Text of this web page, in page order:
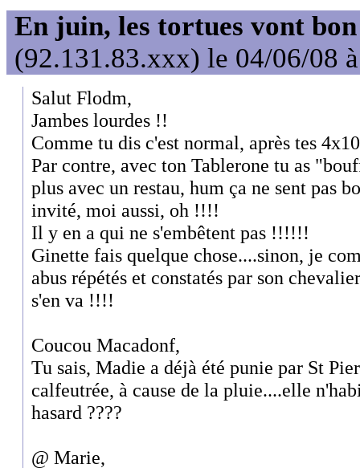
En juin, les tortues vont
(92.131.83.xxx) le 04/06/08
Salut Flodm,
Jambes lourdes !!
Comme tu dis c'est normal, après tes
Par contre, avec ton Tablerone tu as
plus avec un restau, hum ça ne sent pas
invité, moi aussi, oh !!!!
Il y en a qui ne s'embêtent pas !!!!!!
Ginette fais quelque chose....sinon, je
abus répétés et constatés par son
s'en va !!!!
Coucou Macadonf,
Tu sais, Madie a déjà été punie par St
calfeutrée, à cause de la pluie....elle
hasard ????
@ Marie,